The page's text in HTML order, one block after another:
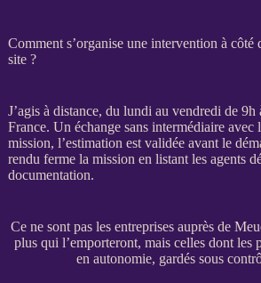
Comment s’organise une intervention à
site ?
J’agis à distance, du lundi au vendredi de 9h
France. Un échange sans intermédiaire
mission, l’estimation est validée avant le
rendu ferme la mission en listant les agents
documentation.
Ce ne sont pas les entreprises auprès de
plus qui l’emporteront, mais celles dont les
en autonomie, gardés sous